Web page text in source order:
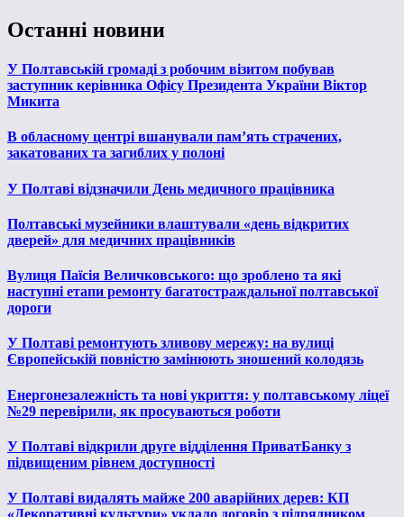
Останні новини
У Полтавській громаді з робочим візитом побував
заступник керівника Офісу Президента України Віктор
Микита
В обласному центрі вшанували пам’ять страчених,
закатованих та загиблих у полоні
У Полтаві відзначили День медичного працівника
Полтавські музейники влаштували «день відкритих
дверей» для медичних працівників
Вулиця Паїсія Величковського: що зроблено та які
наступні етапи ремонту багатостраждальної полтавської
дороги
У Полтаві ремонтують зливову мережу: на вулиці
Європейській повністю замінюють зношений колодязь
Енергонезалежність та нові укриття: у полтавському ліцеї
№29 перевірили, як просуваються роботи
У Полтаві відкрили друге відділення ПриватБанку з
підвищеним рівнем доступності
У Полтаві видалять майже 200 аварійних дерев: КП